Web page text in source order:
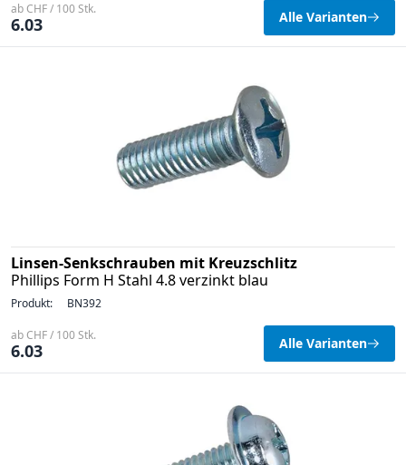
ab CHF / 100 Stk.
6.03 Alle Varianten
Linsen-Senkschrauben mit Kreuzschlitz
Phillips Form H Stahl 4.8 verzinkt blau
Produkt: BN392
ab CHF / 100 Stk.
6.03 Alle Varianten